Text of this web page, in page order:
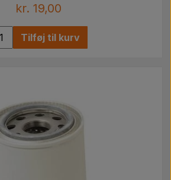
kr. 19,00
Tilføj til kurv